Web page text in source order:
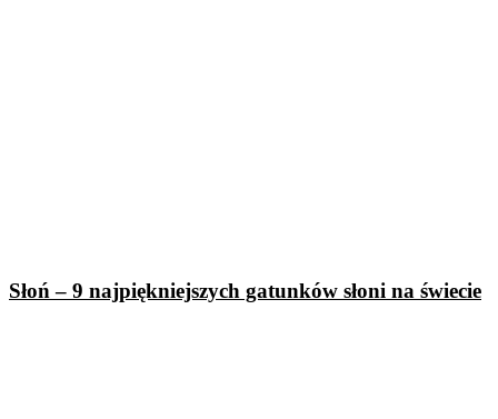
Słoń – 9 najpiękniejszych gatunków słoni na świecie